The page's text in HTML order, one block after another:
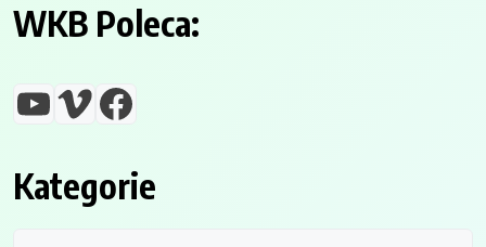
WKB Poleca:
YouTube
VimeoFacebook
Kategorie